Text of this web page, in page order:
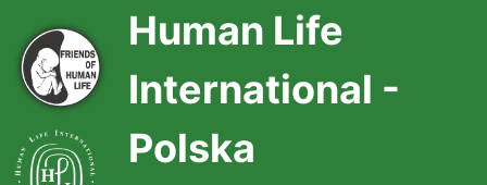
Human Life
International -
Polska